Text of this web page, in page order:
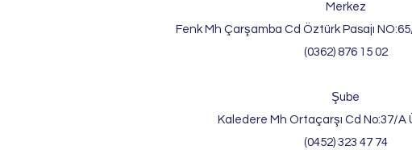
Merkez
Fenk Mh Çarşamba Cd Öztürk Pasajı
(0362) 876 15 02
Şube
Kaledere Mh Ortaçarşı Cd No:37/A
(0452) 323 47 74